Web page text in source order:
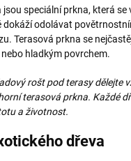
jsou speciální prkna, která se
dokáží odolávat
Terasová prkna se
hladkým povrchem.
rošt pod terasy dělejte
terasová prkna. Každé
a životnost.
dřeva